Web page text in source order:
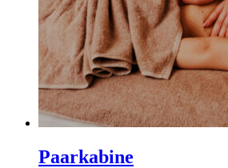
Paarkabine